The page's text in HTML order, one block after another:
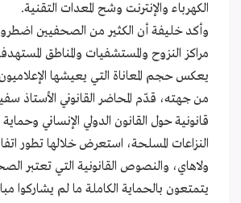
الكهرباء والإنترنت وشح المعدات التقنية.
وأكد خليفة أن الكثير من الصحفيين
مراكز النزوح والمستشفيات والمناطق
يعكس حجم المعاناة التي يعيشها
من جهته، قدّم المحاضر القانوني الأستاذ
قانونية حول القانون الدولي الإنساني
النزاعات المسلحة، استعرض خلالها تطور
ولاهاي، والنصوص القانونية التي تعتبر
يتمتعون بالحماية الكاملة ما لم يشاركوا